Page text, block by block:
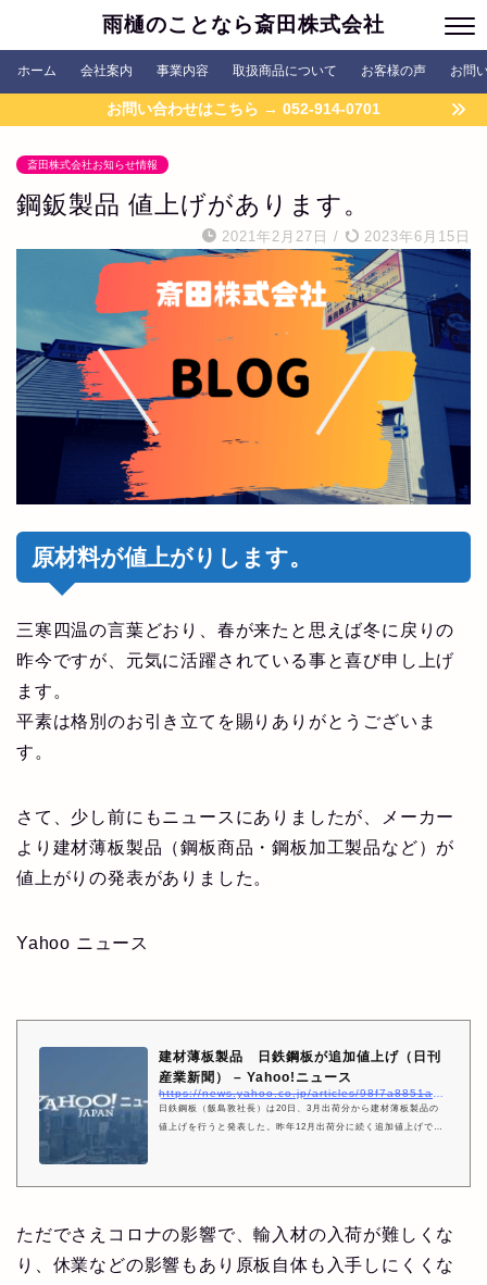
雨樋のことなら斎田株式会社
ホーム 会社案内 事業内容 取扱商品について お客様の声 お問
お問い合わせはこちら → 052-914-0701
斎田株式会社お知らせ情報
鋼鈑製品 値上げがあります。
2021年2月27日 / 2023年6月15日
原材料が値上がりします。
三寒四温の言葉どおり、春が来たと思えば冬に戻りの
昨今ですが、元気に活躍されている事と喜び申し上げ
ます。
平素は格別のお引き立てを賜りありがとうございま
す。
さて、少し前にもニュースにありましたが、メーカー
より建材薄板製品（鋼板商品・鋼板加工製品など）が
値上がりの発表がありました。
Yahoo ニュース
建材薄板製品 日鉄鋼板が追加値上げ（日刊
産業新聞） – Yahoo!ニュース
日鉄鋼板（飯島敦社長）は20日、3月出荷分から建材薄板製品の
値上げを行うと発表した。昨年12月出荷分に続く追加値上げで、
ただでさえコロナの影響で、輸入材の入荷が難しくな
り、休業などの影響もあり原板自体も入手しにくくな